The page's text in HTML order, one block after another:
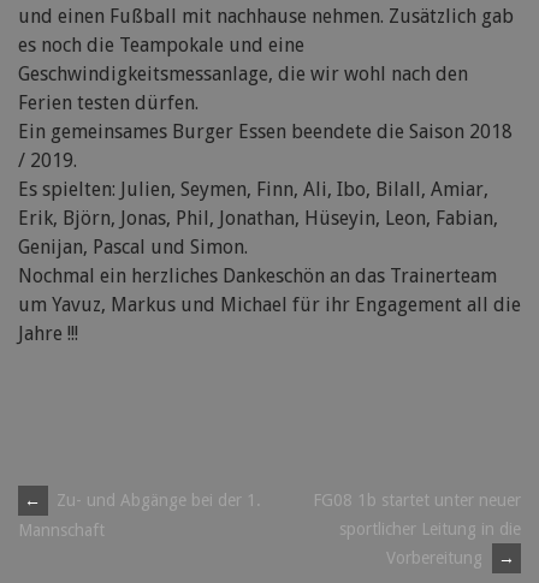
und einen Fußball mit nachhause nehmen. Zusätzlich gab
es noch die Teampokale und eine
Geschwindigkeitsmessanlage, die wir wohl nach den
Ferien testen dürfen.
Ein gemeinsames Burger Essen beendete die Saison 2018
/ 2019.
Es spielten: Julien, Seymen, Finn, Ali, Ibo, Bilall, Amiar,
Erik, Björn, Jonas, Phil, Jonathan, Hüseyin, Leon, Fabian,
Genijan, Pascal und Simon.
Nochmal ein herzliches Dankeschön an das Trainerteam
um Yavuz, Markus und Michael für ihr Engagement all die
Jahre !!!
Post
←
Zu- und Abgänge bei der 1.
Mannschaft
FG08 1b startet unter neuer
sportlicher Leitung in die
Vorbereitung
→